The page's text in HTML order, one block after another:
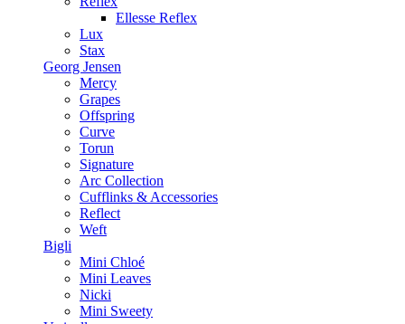
Ellesse Reflex
Lux
Stax
Georg Jensen
Mercy
Grapes
Offspring
Curve
Torun
Signature
Arc Collection
Cufflinks & Accessories
Reflect
Weft
Bigli
Mini Chloé
Mini Leaves
Nicki
Mini Sweety